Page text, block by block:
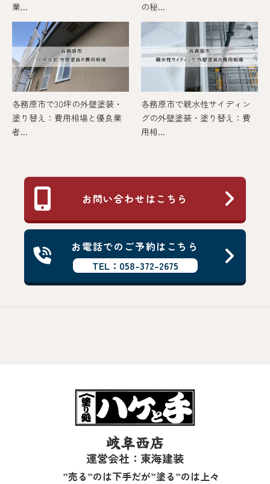
業...
の秘...
各務原市で30坪の外壁塗装・
塗り替え：費用相場と優良業
者...
各務原市で親水性サイディン
グの外壁塗装・塗り替え：費
用相...
お問い合わせはこちら
お電話でのご予約はこちら
TEL：058-372-2675
岐阜西店
運営会社：東海建装
”売る”のは下手だが”塗る”のは上々